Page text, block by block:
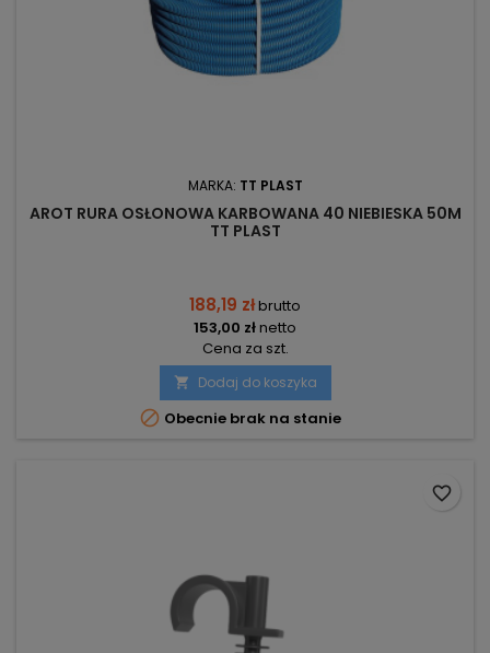
MARKA: TT PLAST
AROT RURA OSŁONOWA KARBOWANA 40 NIEBIESKA 50M
TT PLAST
188,19 złbrutto
153,00 złnetto
Cena za szt.
 Dodaj do koszyka
 Obecnie brak na stanie
favorite_border